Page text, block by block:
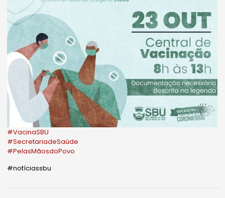
#VacinaSBU
#SecretariadeSaúde
#PelasMãosdoPovo
#notíciassbu